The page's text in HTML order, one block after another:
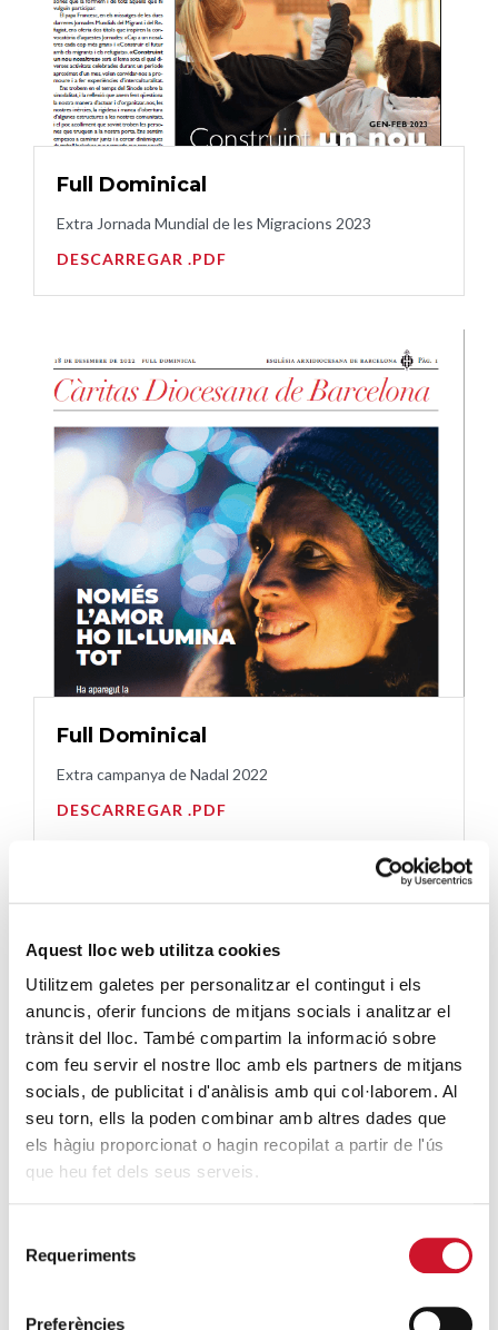
Aquest lloc web utilitza cookies
Utilitzem galetes per personalitzar el contingut i els
anuncis, oferir funcions de mitjans socials i analitzar el
trànsit del lloc. També compartim la informació sobre
com feu servir el nostre lloc amb els partners de mitjans
socials, de publicitat i d'anàlisis amb qui col·laborem. Al
seu torn, ells la poden combinar amb altres dades que
els hàgiu proporcionat o hagin recopilat a partir de l'ús
que heu fet dels seus serveis.
Requeriments
Preferències
Full Dominical
Extra Jornada Mundial de les Migracions 2023
DESCARREGAR .PDF
Full Dominical
Extra campanya de Nadal 2022
DESCARREGAR .PDF
Extra campanya de Corpus 2022